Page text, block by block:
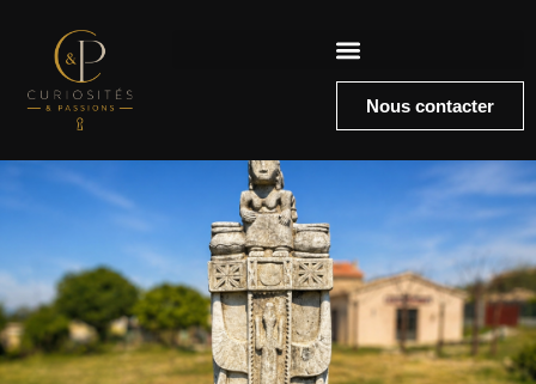
Nous contacter